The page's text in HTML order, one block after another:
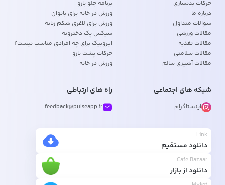
حرکات بدنسازی
درباره ما
سوالات متداول
مقالات ورزشی
مقالات تغذیه
مقالات سلامتی
مقالات آشپزی سالم
برنامه جلو بازو
ورزش در خانه برای بانوان
ورزش برای لاغری شکم زنانه
سیکس پک دخترونه
ایروبیک برای چه افرادی مناسب نیست؟
حرکات پشت بازو
ورزش در خانه
شبکه های اجتماعی
اینستاگرام
راه های ارتباطی
feedback@pulseapp.ir
Link
دانلود مستقیم
Cafe Bazaar
دانلود از بازار